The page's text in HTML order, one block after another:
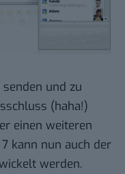
und zu
(haha!)
einen weiteren
kann nun auch der
werden.